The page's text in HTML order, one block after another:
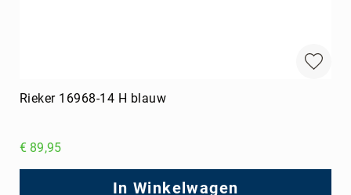
Rieker 16968-14 H blauw
€ 89,95
In Winkelwagen